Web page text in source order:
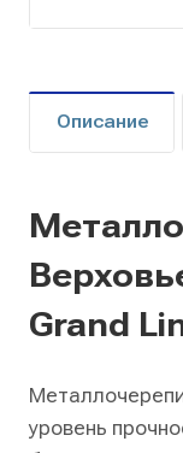
Описание
Grand
уровень